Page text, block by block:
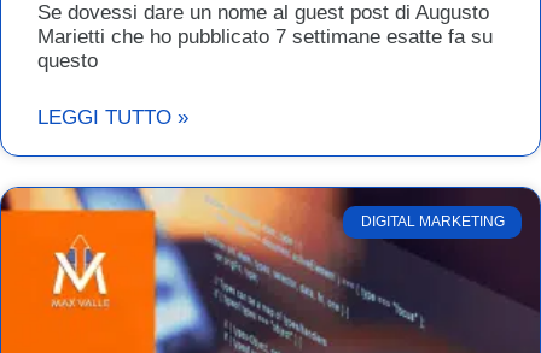
Se dovessi dare un nome al guest post di Augusto
Marietti che ho pubblicato 7 settimane esatte fa su
questo
LEGGI TUTTO »
DIGITAL MARKETING